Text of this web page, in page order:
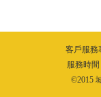
客戶服務
服務時
©2015